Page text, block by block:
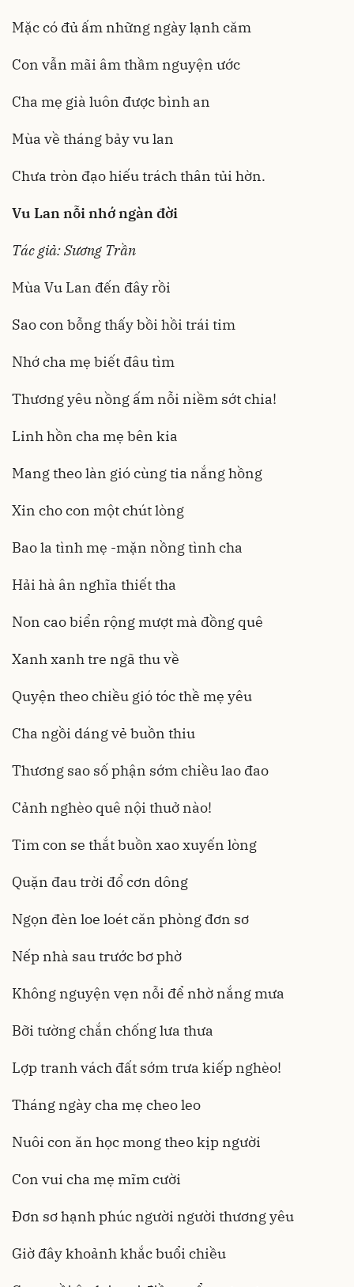
Mặc có đủ ấm những ngày lạnh căm
Con vẫn mãi âm thầm nguyện ước
Cha mẹ già luôn được bình an
Mùa về tháng bảy vu lan
Chưa tròn đạo hiếu trách thân tủi hờn.
Vu Lan nỗi nhớ ngàn đời
Tác giả: Sương Trần
Mùa Vu Lan đến đây rồi
Sao con bỗng thấy bồi hồi trái tim
Nhớ cha mẹ biết đâu tìm
Thương yêu nồng ấm nỗi niềm sớt chia!
Linh hồn cha mẹ bên kia
Mang theo làn gió cùng tia nắng hồng
Xin cho con một chút lòng
Bao la tình mẹ -mặn nồng tình cha
Hải hà ân nghĩa thiết tha
Non cao biển rộng mượt mà đồng quê
Xanh xanh tre ngã thu về
Quyện theo chiều gió tóc thề mẹ yêu
Cha ngồi dáng vẻ buồn thiu
Thương sao số phận sớm chiều lao đao
Cảnh nghèo quê nội thuở nào!
Tim con se thắt buồn xao xuyến lòng
Quặn đau trời đổ cơn dông
Ngọn đèn loe loét căn phòng đơn sơ
Nếp nhà sau trước bơ phờ
Không nguyện vẹn nỗi để nhờ nắng mưa
Bỡi tường chắn chống lưa thưa
Lợp tranh vách đất sớm trưa kiếp nghèo!
Tháng ngày cha mẹ cheo leo
Nuôi con ăn học mong theo kịp người
Con vui cha mẹ mĩm cười
Đơn sơ hạnh phúc người người thương yêu
Giờ đây khoảnh khắc buổi chiều